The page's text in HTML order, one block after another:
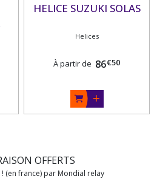
HELICE SUZUKI SOLAS
Helices
À partir de 86€50
OFFERTS
(en france) par Mondial relay